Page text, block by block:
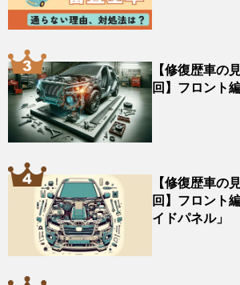
【修復歴車の
回】フロント
【修復歴車の
回】フロント
イドパネル」